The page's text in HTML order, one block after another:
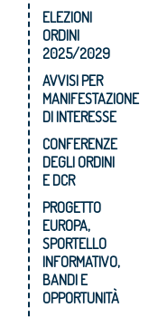
ELEZIONI
ORDINI
2025/2029
AVVISI PER
MANIFESTAZIONE
DI INTERESSE
CONFERENZE
DEGLI ORDINI
E DCR
PROGETTO
EUROPA,
SPORTELLO
INFORMATIVO,
BANDI E
OPPORTUNITÀ